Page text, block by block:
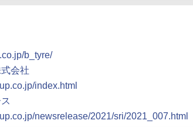
b_tyre/
会社
index.html
newsrelease/2021/sri/2021_007.html